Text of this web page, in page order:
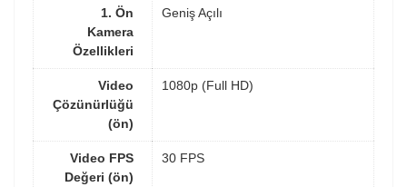
1. Ön
Kamera
Özellikleri
Geniş Açılı
Video
Çözünürlüğü
(ön)
1080p (Full HD)
Video FPS
Değeri (ön)
30 FPS